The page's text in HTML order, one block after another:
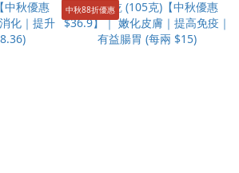
中秋88折優惠